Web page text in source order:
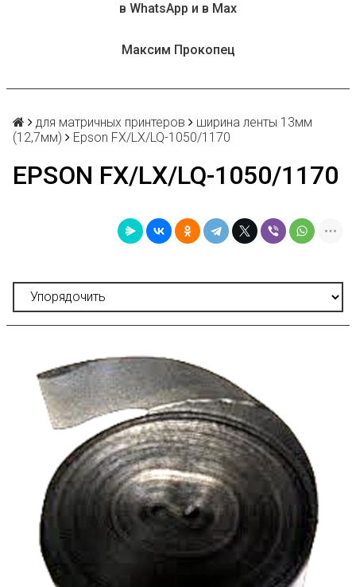
в WhatsApp и в Max
Максим Прокопец
для матричных принтеров
ширина ленты 13мм
(12,7мм)
Epson FX/LX/LQ-1050/1170
EPSON FX/LX/LQ-1050/1170